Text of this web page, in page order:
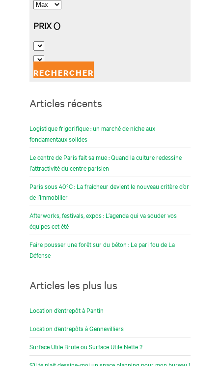
Articles récents
Logistique frigorifique : un marché de niche aux
fondamentaux solides
Le centre de Paris fait sa mue : Quand la culture redessine
l’attractivité du centre parisien
Paris sous 40°C : La fraîcheur devient le nouveau critère d’or
de l’immobilier
Afterworks, festivals, expos : L’agenda qui va souder vos
équipes cet été
Faire pousser une forêt sur du béton : Le pari fou de La
Défense
Articles les plus lus
Location d’entrepôt à Pantin
Location d’entrepôts à Gennevilliers
Surface Utile Brute ou Surface Utile Nette ?